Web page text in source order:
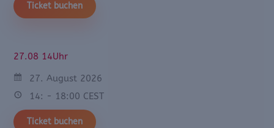
Ticket buchen
27.08 14Uhr
27. August 2026
14: - 18:00 CEST
Ticket buchen